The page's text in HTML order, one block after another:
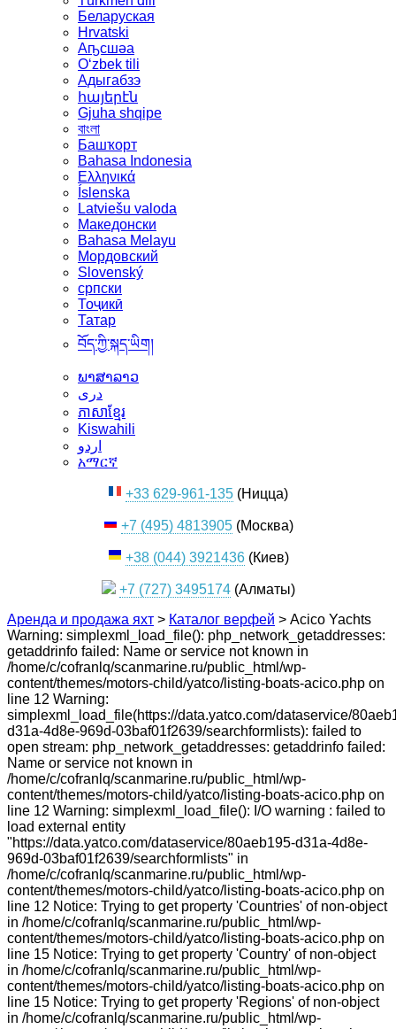
Беларуская
Hrvatski
Аҧсшәа
Oʻzbek tili
Адыгабзэ
հայերէն
Gjuha shqipe
বাংলা
Башҡорт
Bahasa Indonesia
Ελληνικά
Íslenska
Latviešu valoda
Македонски
Bahasa Melayu
Мордовский
Slovenský
српски
Тоҷикӣ
Татар
བོད་ཀྱི་སྐད་ཡིག།
ພາສາລາວ
دری
ភាសាខ្មែរ
Kiswahili
اردو
አማርኛ
+33 629-961-135 (Ницца)
+7 (495) 4813905(Москва)
+38 (044) 3921436(Киев)
+7 (727) 3495174(Алматы)
Аренда и продажа яхт > Каталог верфей > Acico Yachts
Warning: simplexml_load_file(): php_network_getaddresses:
getaddrinfo failed: Name or service not known in
/home/c/cofranlq/scanmarine.ru/public_html/wp-
content/themes/motors-child/yatco/listing-boats-acico.php on
line 12 Warning:
simplexml_load_file(https://data.yatco.com/dataservice/
d31a-4d8e-969d-03baf01f2639/searchformlists): failed to
open stream: php_network_getaddresses: getaddrinfo failed:
Name or service not known in
/home/c/cofranlq/scanmarine.ru/public_html/wp-
content/themes/motors-child/yatco/listing-boats-acico.php on
line 12 Warning: simplexml_load_file(): I/O warning : failed to
load external entity
"https://data.yatco.com/dataservice/80aeb195-d31a-4d8e-
969d-03baf01f2639/searchformlists" in
/home/c/cofranlq/scanmarine.ru/public_html/wp-
content/themes/motors-child/yatco/listing-boats-acico.php on
line 12 Notice: Trying to get property 'Countries' of non-object
in /home/c/cofranlq/scanmarine.ru/public_html/wp-
content/themes/motors-child/yatco/listing-boats-acico.php on
line 15 Notice: Trying to get property 'Country' of non-object
in /home/c/cofranlq/scanmarine.ru/public_html/wp-
content/themes/motors-child/yatco/listing-boats-acico.php on
line 15 Notice: Trying to get property 'Regions' of non-object
in /home/c/cofranlq/scanmarine.ru/public_html/wp-